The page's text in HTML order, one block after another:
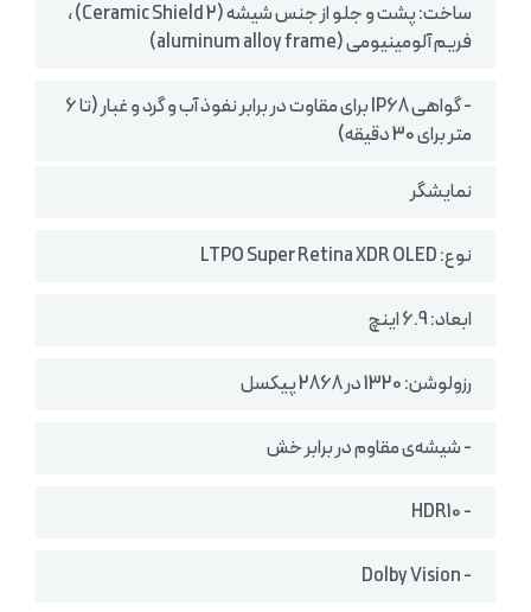
ساخت: پشت و جلو از جنس شیشه (Ceramic Shield 2) ،
فریم آلومینیومی (aluminum alloy frame)
- گواهی IP68 برای مقاوت در برابر نفوذ آب و گرد و غبار (تا 6
متر برای 30 دقیقه)
نمایشگر
نوع: LTPO Super Retina XDR OLED
ابعاد: 6.9 اینچ
رزولوشن: 1320 در 2868 پیکسل
- شیشه‌ی مقاوم در برابر خش
- HDR10
- Dolby Vision